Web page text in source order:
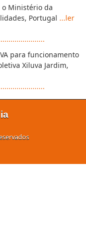
o Ministério da
Portugal ...ler
para funcionamento
Xiluva Jardim,